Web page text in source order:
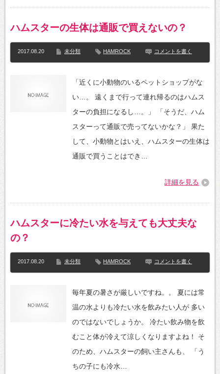
ハムスターの生体は通販で買えないの？
2017.08.20 未分類 HAMROCK コメントを書く
「近くに小動物のいるペットショップがな
い…。 遠くまで行って連れ帰るのはハムス
ターの負担になるし…。」 「そうだ、ハム
スターって通販で売ってないかな？」 果た
して、小動物とはいえ、ハムスターの生体は
通販で買うことはでき…
詳細を見る
ハムスターに冷たい水を与えても大丈夫な
の？
2017.08.20 未分類 HAMROCK コメントを書く
毎年夏の暑さが厳しいですね。。 夏には常
温の水よりも冷たい水を飲みたい人が 多い
のではないでしょうか。 冷たい飲み物を飲
むこと体が冷えて涼しくなりますよね！ そ
のため、ハムスターの飼い主さんも、 「う
ちの子にも冷水…